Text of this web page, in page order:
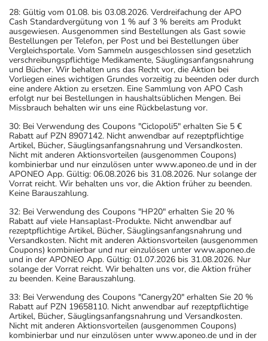
28: Gültig vom 01.08. bis 03.08.2026. Verdreifachung der APO
Cash Standardvergütung von 1 % auf 3 % bereits am Produkt
ausgewiesen. Ausgenommen sind Bestellungen als Gast sowie
Bestellungen per Telefon, per Post und bei Bestellungen über
Vergleichsportale. Vom Sammeln ausgeschlossen sind gesetzlich
verschreibungspflichtige Medikamente, Säuglingsanfangsnahrung
und Bücher. Wir behalten uns das Recht vor, die Aktion bei
Vorliegen eines wichtigen Grundes vorzeitig zu beenden oder durch
eine andere Aktion zu ersetzen. Eine Sammlung von APO Cash
erfolgt nur bei Bestellungen in haushaltsüblichen Mengen. Bei
Missbrauch behalten wir uns eine Rückbelastung vor.
30: Bei Verwendung des Coupons "Ciclopoli5" erhalten Sie 5 €
Rabatt auf PZN 8907142. Nicht anwendbar auf rezeptpflichtige
Artikel, Bücher, Säuglingsanfangsnahrung und Versandkosten.
Nicht mit anderen Aktionsvorteilen (ausgenommen Coupons)
kombinierbar und nur einzulösen unter www.aponeo.de und in der
APONEO App. Gültig: 06.08.2026 bis 31.08.2026. Nur solange der
Vorrat reicht. Wir behalten uns vor, die Aktion früher zu beenden.
Keine Barauszahlung.
32: Bei Verwendung des Coupons "HP20" erhalten Sie 20 %
Rabatt auf viele Hansaplast-Produkte. Nicht anwendbar auf
rezeptpflichtige Artikel, Bücher, Säuglingsanfangsnahrung und
Versandkosten. Nicht mit anderen Aktionsvorteilen (ausgenommen
Coupons) kombinierbar und nur einzulösen unter www.aponeo.de
und in der APONEO App. Gültig: 01.07.2026 bis 31.08.2026. Nur
solange der Vorrat reicht. Wir behalten uns vor, die Aktion früher
zu beenden. Keine Barauszahlung.
33: Bei Verwendung des Coupons "Canergy20" erhalten Sie 20 %
Rabatt auf PZN 19658110. Nicht anwendbar auf rezeptpflichtige
Artikel, Bücher, Säuglingsanfangsnahrung und Versandkosten.
Nicht mit anderen Aktionsvorteilen (ausgenommen Coupons)
kombinierbar und nur einzulösen unter www.aponeo.de und in der